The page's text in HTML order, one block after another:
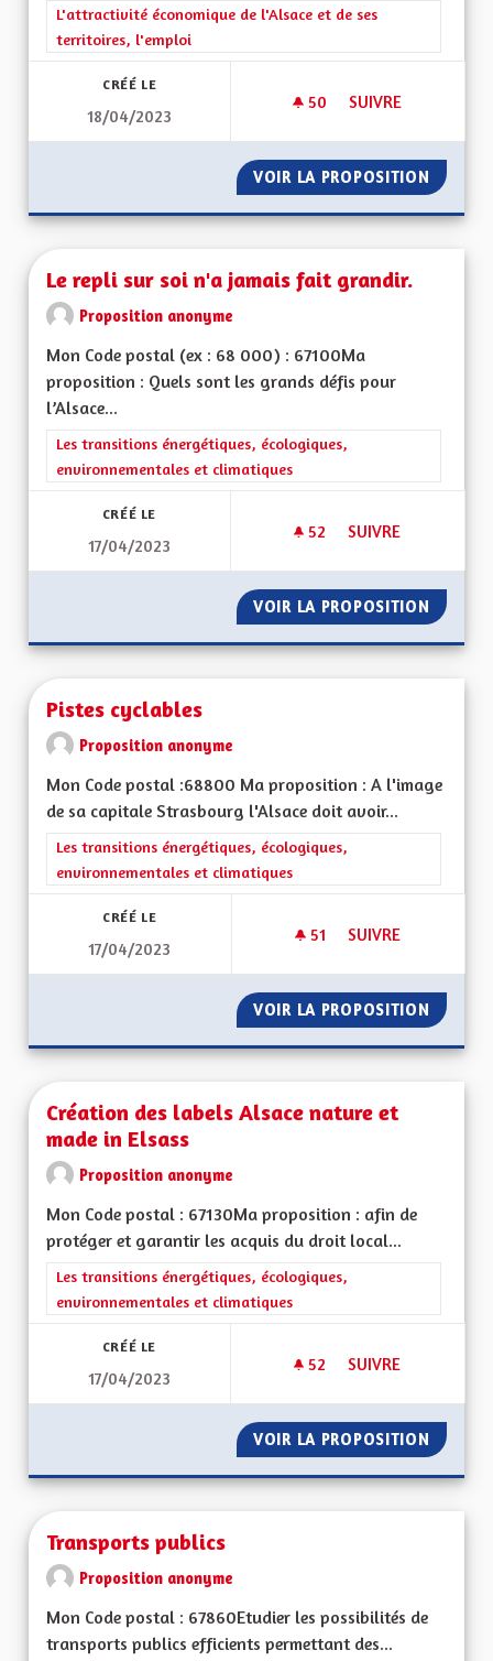
Filtrer les résultats de la catégorie : L'attractivité
L'attractivité économique de l'Alsace et de ses
territoires, l'emploi
CRÉÉ LE
18/04/2023
50 50 ABONNÉS
SUIVRE
VOIR LA PROPOSITION
Le repli sur soi n'a jamais fait grandir.
Proposition anonyme
Mon Code postal (ex : 68 000) : 67100Ma
proposition : Quels sont les grands défis pour
l’Alsace...
Filtrer les résultats de la catégorie : Les transitions
Les transitions énergétiques, écologiques,
environnementales et climatiques
CRÉÉ LE
17/04/2023
52 52 ABONNÉS
SUIVRE
VOIR LA PROPOSITION LE
Pistes cyclables
Proposition anonyme
Mon Code postal :68800 Ma proposition : A l'image
de sa capitale Strasbourg l'Alsace doit avoir...
Filtrer les résultats de la catégorie : Les transitions
Les transitions énergétiques, écologiques,
environnementales et climatiques
CRÉÉ LE
17/04/2023
51 51 ABONNÉS
SUIVRE
VOIR LA PROPOSITION PISTES
Création des labels Alsace nature et
made in Elsass
Proposition anonyme
Mon Code postal : 67130Ma proposition : afin de
protéger et garantir les acquis du droit local...
Filtrer les résultats de la catégorie : Les transitions
Les transitions énergétiques, écologiques,
environnementales et climatiques
CRÉÉ LE
17/04/2023
52 52 ABONNÉS
SUIVRE
VOIR LA PROPOSITION
Transports publics
Proposition anonyme
Mon Code postal : 67860Etudier les possibilités de
transports publics efficients permettant des...